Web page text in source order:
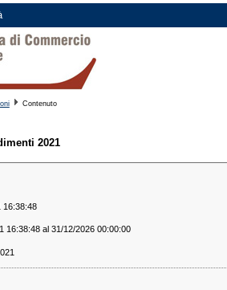
Contenuto
2021
16:38:48
16:38:48 al 31/12/2026 00:00:00